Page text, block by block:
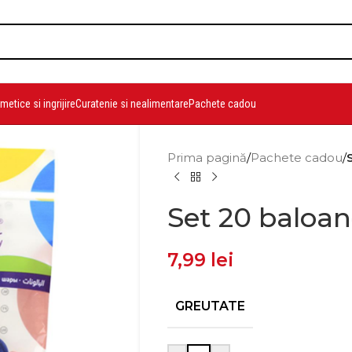
si ingrijireCuratenie si nealimentarePachete cadou
Prima pagină/Pachete cadou/
Set 20
7,99 lei
GREUTATE